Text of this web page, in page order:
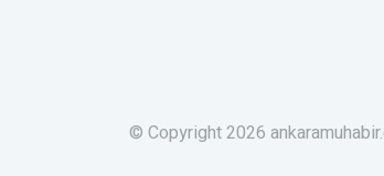
© Copyright 2026